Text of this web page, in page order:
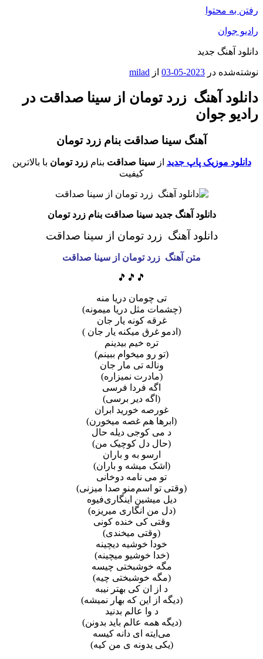
رفتن به محتوا
رادیو جوان
دانلود آهنگ جدید
نوشته‌شده در 2023-05-03 از milad
دانلود آهنگ زرد تومان از سینا صداقت در
رادیو جوان
آهنگ سینا صداقت بنام زرد تومان
دانلود موزیک پاپ جدید ازسینا صداقت بنامزرد تومان با بالاترین
کیفیت
دانلود آهنگ جدید سینا صداقت بنام زرد تومان
دانلود آهنگ زرد تومان از سینا صداقت
متن آهنگ زرد تومان از سینا صداقت
🎵🎵🎵
تی چومان دریا منه
(چشمات مثل دریا میمونه)
غرقه کونه یار جان
(ادمو غرق میکنه یار جان )
تره خیم بیدینم
(تو رو میخوام ببینم)
وناله تی مار جان
(مادرت نمیزاره)
اگه فردا فرسی
(اگه دیر برسی)
غورصه خورید ابران
(ابرها هم غصه میخورن)
د می کوجی دیله حال
(حال دل کوچیک من)
ارسو به و باران
(اشک میشه و باران)
تو می نامه دوخانی
(وقتی تو اسم‌منو صدا میزنی)
دیل میشین اینگاری‌فیوه
(دل من انگاری میریزه)
وقتی کی خنده کونی
(وقتی میخندی)
خودا خوشیه دیچینه
(خدا خوشیو میچینه)
مگه خوشبختی چیسه
(مگه خوشبختی چیه)
د از ان کی‌ بهتر نیبه
(دیگه از این که بهار نمیشه)
د وا عالم بدنید
(دیگه همه عالم باید بدونن)
می‌ایته ای دانه کیسه
(یکی یدونه ی من کیه)